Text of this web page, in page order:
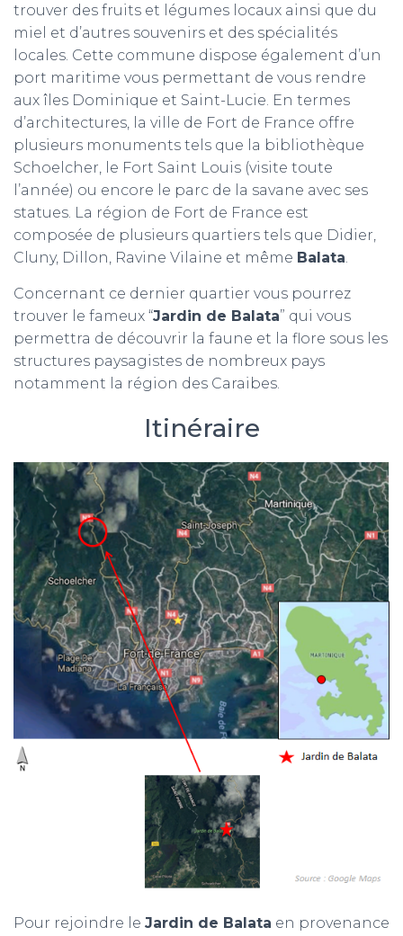
trouver des fruits et légumes locaux ainsi que du
miel et d’autres souvenirs et des spécialités
locales. Cette commune dispose également d’un
port maritime vous permettant de vous rendre
aux îles Dominique et Saint-Lucie. En termes
d’architectures, la ville de Fort de France offre
plusieurs monuments tels que la bibliothèque
Schoelcher, le Fort Saint Louis (visite toute
l’année) ou encore le parc de la savane avec ses
statues. La région de Fort de France est
composée de plusieurs quartiers tels que Didier,
Cluny, Dillon, Ravine Vilaine et même Balata
Concernant ce dernier quartier vous pourrez
trouver le fameux “Jardin de Balata” qui vous
permettra de découvrir la faune et la flore sous les
structures paysagistes de nombreux pays
notamment la région des Caraibes.
Itinéraire
Pour rejoindre le Jardin de Balata en provenance